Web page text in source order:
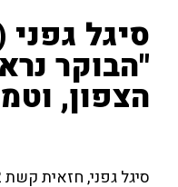
"הבוקר
הצפון,